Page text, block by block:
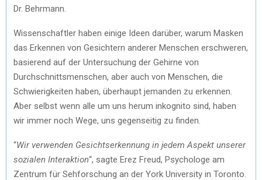
Dr. Behrmann.
Wissenschaftler haben einige Ideen darüber, warum Masken
das Erkennen von Gesichtern anderer Menschen erschweren,
basierend auf der Untersuchung der Gehirne von
Durchschnittsmenschen, aber auch von Menschen, die
Schwierigkeiten haben, überhaupt jemanden zu erkennen.
Aber selbst wenn alle um uns herum inkognito sind, haben
wir immer noch Wege, uns gegenseitig zu finden.
“Wir verwenden Gesichtserkennung in jedem Aspekt unserer
sozialen Interaktion“, sagte Erez Freud, Psychologe am
Zentrum für Sehforschung an der York University in Toronto.